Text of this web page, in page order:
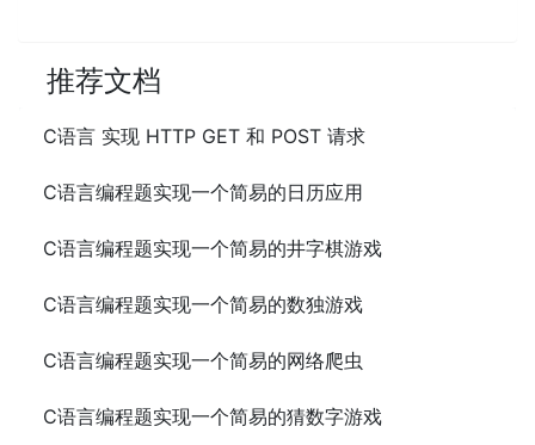
推荐文档
C语言 实现 HTTP GET 和 POST 请求
C语言编程题实现一个简易的日历应用
C语言编程题实现一个简易的井字棋游戏
C语言编程题实现一个简易的数独游戏
C语言编程题实现一个简易的网络爬虫
C语言编程题实现一个简易的猜数字游戏